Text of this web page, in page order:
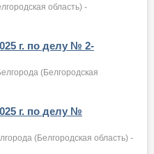
область) -
г. по делу № 2-
(Белгородская
г. по делу №
(Белгородская область) -